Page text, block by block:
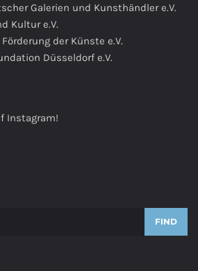
Galerien und Kunsthändler e.V.
Kultur e.V.
der Künste e.V.
Düsseldorf e.V.
Instagram!
FIND